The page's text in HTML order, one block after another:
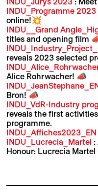
INDU_Programme 2023
online!💥
INDU__Grand
titles and opening film
reveals 2023 selected
Alice Rohrwacher! 📣
Bron! 📣
INDU_VdR-Industry
reveals the first
programme.
INDU_Affiches2023_EN
INDU_Lucrecia_Martel :
Honour: Lucrecia